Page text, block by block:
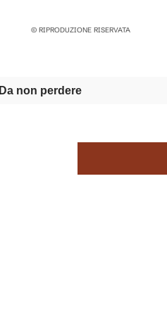
© RIPRODUZIONE RISERVATA
Da non perdere